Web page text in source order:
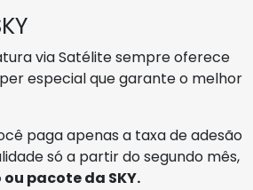
via Satélite sempre oferece
especial que garante o melhor
paga apenas a taxa de adesão
só a partir do segundo mês,
pacote da SKY.